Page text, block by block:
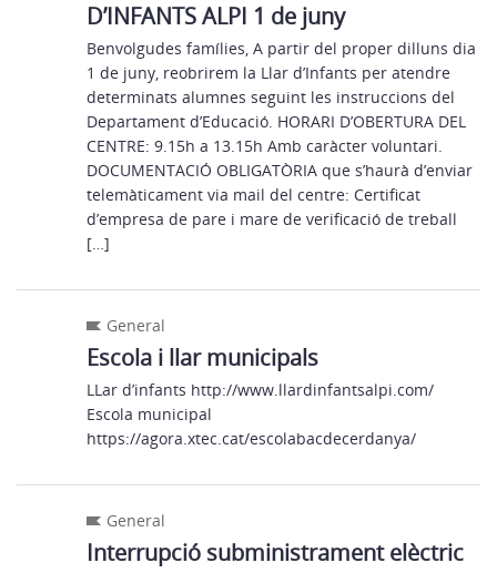
D’INFANTS ALPI 1 de juny
Benvolgudes famílies, A partir del proper dilluns dia
1 de juny, reobrirem la Llar d’Infants per atendre
determinats alumnes seguint les instruccions del
Departament d’Educació. HORARI D’OBERTURA DEL
CENTRE: 9.15h a 13.15h Amb caràcter voluntari.
DOCUMENTACIÓ OBLIGATÒRIA que s’haurà d’enviar
telemàticament via mail del centre: Certificat
d’empresa de pare i mare de verificació de treball
[…]
General
Escola i llar municipals
LLar d’infants http://www.llardinfantsalpi.com/
Escola municipal
https://agora.xtec.cat/escolabacdecerdanya/
General
Interrupció subministrament elèctric